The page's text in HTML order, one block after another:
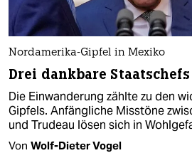
Nordamerika-Gipfel in Mexiko
Drei dankbare Staatschefs
Die Einwanderung zählte zu den
Gipfels. Anfängliche Misstöne
und Trudeau lösen sich in
Von Wolf-Dieter Vogel